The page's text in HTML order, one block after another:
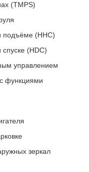
(TMPS)
подъёме (HHC)
(HDC)
управлением
функциями
зеркал